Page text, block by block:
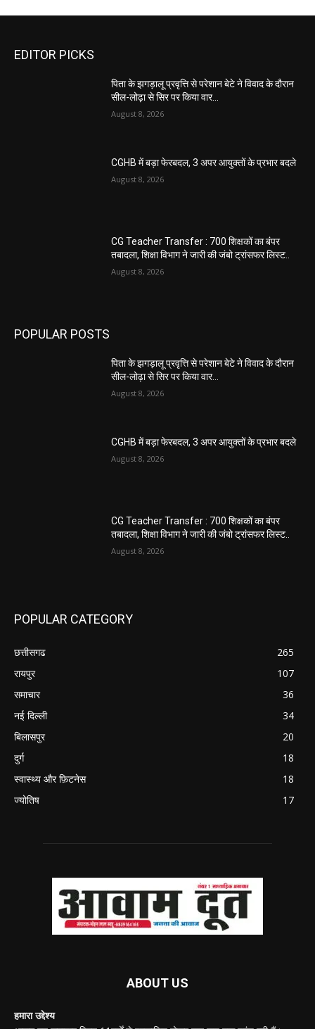
EDITOR PICKS
पिता के झगड़ालू प्रवृत्ति से परेशान बेटे ने विवाद के दौरान
सील-लोढ़ा से सिर पर किया वार…
August 8, 2026
CGHB में बड़ा फेरबदल, 3 अपर आयुक्तों के प्रभार बदले
August 8, 2026
CG Teacher Transfer : 700 शिक्षकों का बंपर
तबादला, शिक्षा विभाग ने जारी की जंबो ट्रांसफर लिस्ट..
August 8, 2026
POPULAR POSTS
पिता के झगड़ालू प्रवृत्ति से परेशान बेटे ने विवाद के दौरान
सील-लोढ़ा से सिर पर किया वार…
August 8, 2026
CGHB में बड़ा फेरबदल, 3 अपर आयुक्तों के प्रभार बदले
August 8, 2026
CG Teacher Transfer : 700 शिक्षकों का बंपर
तबादला, शिक्षा विभाग ने जारी की जंबो ट्रांसफर लिस्ट..
August 8, 2026
POPULAR CATEGORY
छत्तीसगढ
265
रायपुर
107
समाचार
36
नई दिल्ली
34
बिलासपुर
20
दुर्ग
18
स्वास्थ्य और फ़िटनेस
18
ज्योतिष
17
ABOUT US
हमारा उद्देश्य